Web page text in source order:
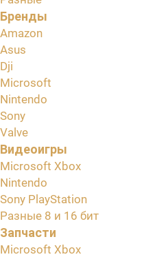
Бренды
Amazon
Asus
Dji
Microsoft
Nintendo
Sony
Valve
Видеоигры
Microsoft Xbox
Nintendo
Sony PlayStation
Разные 8 и 16 бит
Запчасти
Microsoft Xbox